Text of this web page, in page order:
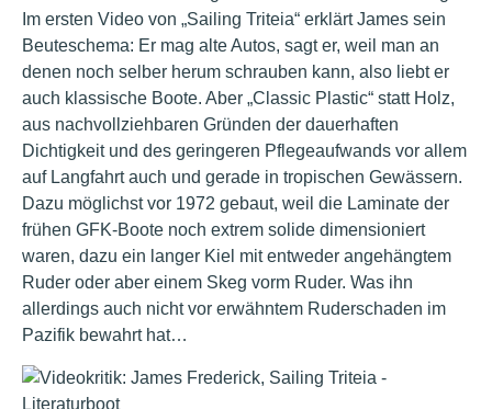
Im ersten Video von „Sailing Triteia“ erklärt James sein
Beuteschema: Er mag alte Autos, sagt er, weil man an
denen noch selber herum schrauben kann, also liebt er
auch klassische Boote. Aber „Classic Plastic“ statt Holz,
aus nachvollziehbaren Gründen der dauerhaften
Dichtigkeit und des geringeren Pflegeaufwands vor allem
auf Langfahrt auch und gerade in tropischen Gewässern.
Dazu möglichst vor 1972 gebaut, weil die Laminate der
frühen GFK-Boote noch extrem solide dimensioniert
waren, dazu ein langer Kiel mit entweder angehängtem
Ruder oder aber einem Skeg vorm Ruder. Was ihn
allerdings auch nicht vor erwähntem Ruderschaden im
Pazifik bewahrt hat…